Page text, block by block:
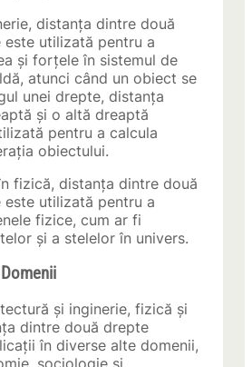
distanța dintre două
utilizată pentru a
și forțele în sistemul de
atunci când un obiect se
unei drepte, distanța
și o altă dreaptă
pentru a calcula
obiectului.
fizică, distanța dintre două
utilizată pentru a
fizice, cum ar fi
și a stelelor în univers.
și inginerie, fizică și
dintre două drepte
în diverse alte domenii,